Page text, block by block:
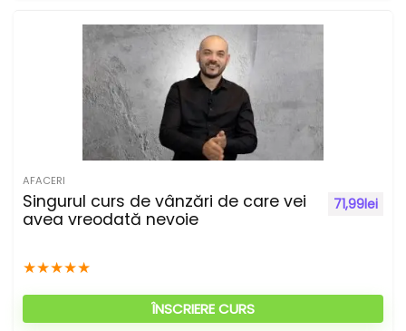
AFACERI
Singurul curs de vânzări de care vei
avea vreodată nevoie
★★★★★
71,99lei
ÎNSCRIERE CURS